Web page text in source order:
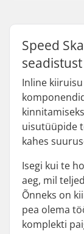
Speed
Inline
uisutüüpide
kahes
Isegi kui te
aeg, mil
Õnneks on
pea olema
komplekti